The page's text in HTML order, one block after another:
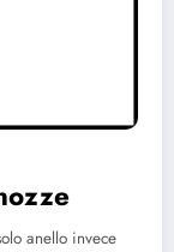
anello invece